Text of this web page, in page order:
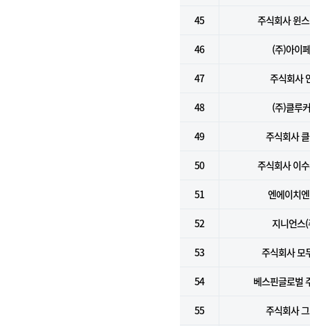
45 주식회사 윈
46 (주)아이
47 주식회사
48 (주)클루
49 주식회사
50 주식회사 이
51 엔에이치
52 지니언스
53 주식회사 모
54 베스핀글로벌
55 주식회사